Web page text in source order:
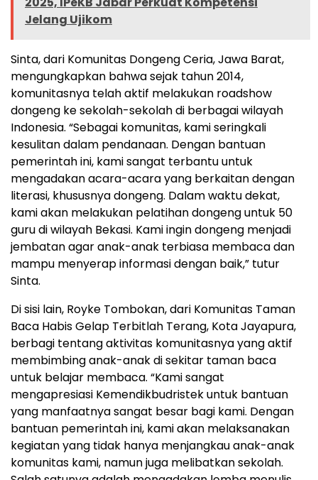
Jelang Ujikom
Sinta, dari Komunitas Dongeng Ceria, Jawa Barat,
mengungkapkan bahwa sejak tahun 2014,
komunitasnya telah aktif melakukan roadshow
dongeng ke sekolah-sekolah di berbagai wilayah
Indonesia. “Sebagai komunitas, kami seringkali
kesulitan dalam pendanaan. Dengan bantuan
pemerintah ini, kami sangat terbantu untuk
mengadakan acara-acara yang berkaitan dengan
literasi, khususnya dongeng. Dalam waktu dekat,
kami akan melakukan pelatihan dongeng untuk 50
guru di wilayah Bekasi. Kami ingin dongeng menjadi
jembatan agar anak-anak terbiasa membaca dan
mampu menyerap informasi dengan baik,” tutur
Sinta.
Di sisi lain, Royke Tombokan, dari Komunitas Taman
Baca Habis Gelap Terbitlah Terang, Kota Jayapura,
berbagi tentang aktivitas komunitasnya yang aktif
membimbing anak-anak di sekitar taman baca
untuk belajar membaca. “Kami sangat
mengapresiasi Kemendikbudristek untuk bantuan
yang manfaatnya sangat besar bagi kami. Dengan
bantuan pemerintah ini, kami akan melaksanakan
kegiatan yang tidak hanya menjangkau anak-anak
komunitas kami, namun juga melibatkan sekolah.